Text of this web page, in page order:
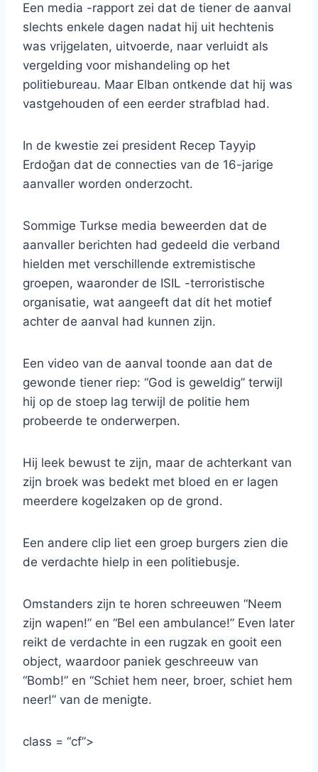
Een media -rapport zei dat de tiener de aanval
slechts enkele dagen nadat hij uit hechtenis
was vrijgelaten, uitvoerde, naar verluidt als
vergelding voor mishandeling op het
politiebureau. Maar Elban ontkende dat hij was
vastgehouden of een eerder strafblad had.
In de kwestie zei president Recep Tayyip
Erdoğan dat de connecties van de 16-jarige
aanvaller worden onderzocht.
Sommige Turkse media beweerden dat de
aanvaller berichten had gedeeld die verband
hielden met verschillende extremistische
groepen, waaronder de ISIL -terroristische
organisatie, wat aangeeft dat dit het motief
achter de aanval had kunnen zijn.
Een video van de aanval toonde aan dat de
gewonde tiener riep: “God is geweldig” terwijl
hij op de stoep lag terwijl de politie hem
probeerde te onderwerpen.
Hij leek bewust te zijn, maar de achterkant van
zijn broek was bedekt met bloed en er lagen
meerdere kogelzaken op de grond.
Een andere clip liet een groep burgers zien die
de verdachte hielp in een politiebusje.
Omstanders zijn te horen schreeuwen “Neem
zijn wapen!” en “Bel een ambulance!” Even later
reikt de verdachte in een rugzak en gooit een
object, waardoor paniek geschreeuw van
“Bomb!” en “Schiet hem neer, broer, schiet hem
neer!” van de menigte.
class = “cf”>